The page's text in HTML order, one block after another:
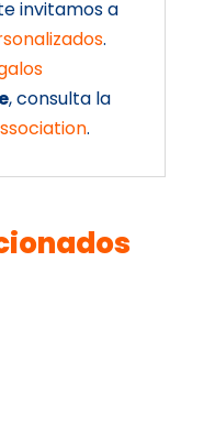
invitamos a
.
, consulta la
.